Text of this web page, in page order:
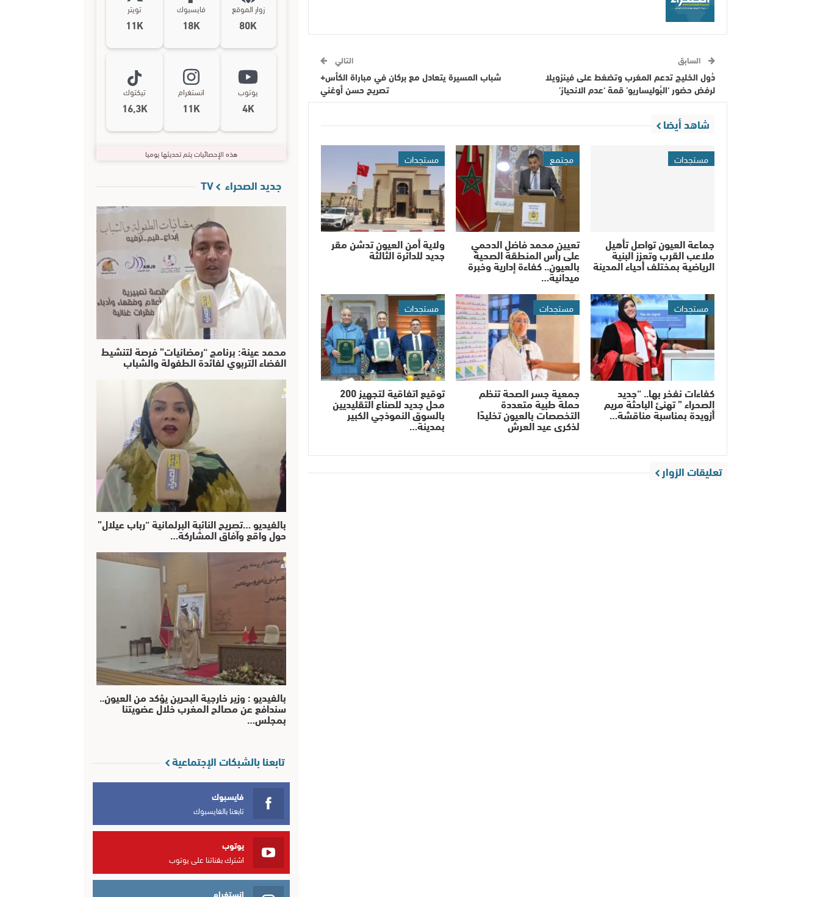
السابق
دُول الخليج تدعم المغرب وتضغط على فينزويلا
لرفض حضور ‘البُوليساريو’ قمة ‘عدم الانحياز’
التالي
شباب المسيرة يتعادل مع بركان في مباراة الكأس+
تصريح حسن أوغني
شاهد أيضا
مستجدات
جماعة العيون تواصل تأهيل
ملاعب القرب وتعزز البنية
الرياضية بمختلف أحياء المدينة
مجتمع
تعيين محمد فاضل الدحمي
على رأس المنطقة الصحية
بالعيون.. كفاءة إدارية وخبرة
ميدانية…
مستجدات
ولاية أمن العيون تدشن مقر
جديد للدائرة الثالثة
مستجدات
كفاءات نفخر بها.. “جديد
الصحراء ” تهنئ الباحثة مريم
أزويدة بمناسبة مناقشة…
مستجدات
جمعية جسر الصحة تنظم
حملة طبية متعددة
التخصصات بالعيون تخليدًا
لذكرى عيد العرش
مستجدات
توقيع اتفاقية لتجهيز 200
محل جديد للصناع التقليديين
بالسوق النموذجي الكبير
بمدينة…
تعليقات الزوار
زوار الموقع
80K
فايسبوك
18K
تويتر
11K
يوتوب
4K
انستغرام
11K
تيكتوك
16,3K
هذه الإحصائيات يتم تحديثها يوميا
جديد الصحراء TV
محمد عينة: برنامج “رمضانيات” فرصة لتنشيط
الفضاء التربوي لفائدة الطفولة والشباب
بالفيديو …تصريح النائبة البرلمانية “رباب عيلال”
حول واقع وآفاق المشاركة…
بالفيديو : وزير خارجية البحرين يؤكد من العيون..
سندافع عن مصالح المغرب خلال عضويتنا
بمجلس…
تابعنا بالشبكات الإجتماعية
فايسبوك
تابعنا بالفايسبوك
يوتوب
اشترك بقناتنا على يوتوب